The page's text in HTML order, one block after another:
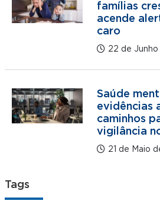
famílias
acende
caro
22 de
Saúde
evidências
caminhos
vigilância
21 de Maio
Tags